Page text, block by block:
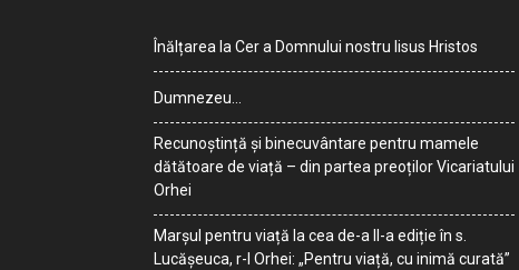
Înălțarea la Cer a Domnului nostru Iisus Hristos
Dumnezeu…
Recunoștință și binecuvântare pentru mamele
dătătoare de viață – din partea preoților Vicariatului
Orhei
Marșul pentru viață la cea de-a II-a ediție în s.
Lucășeuca, r-l Orhei: „Pentru viață, cu inimă curată”